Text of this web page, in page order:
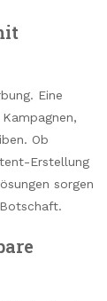
Eine
Ob
Erstellung
sorgen